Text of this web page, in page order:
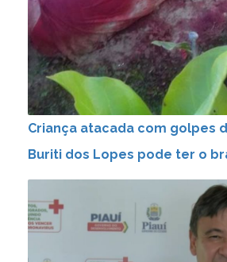
Criança atacada com golpes
Buriti dos Lopes pode ter o